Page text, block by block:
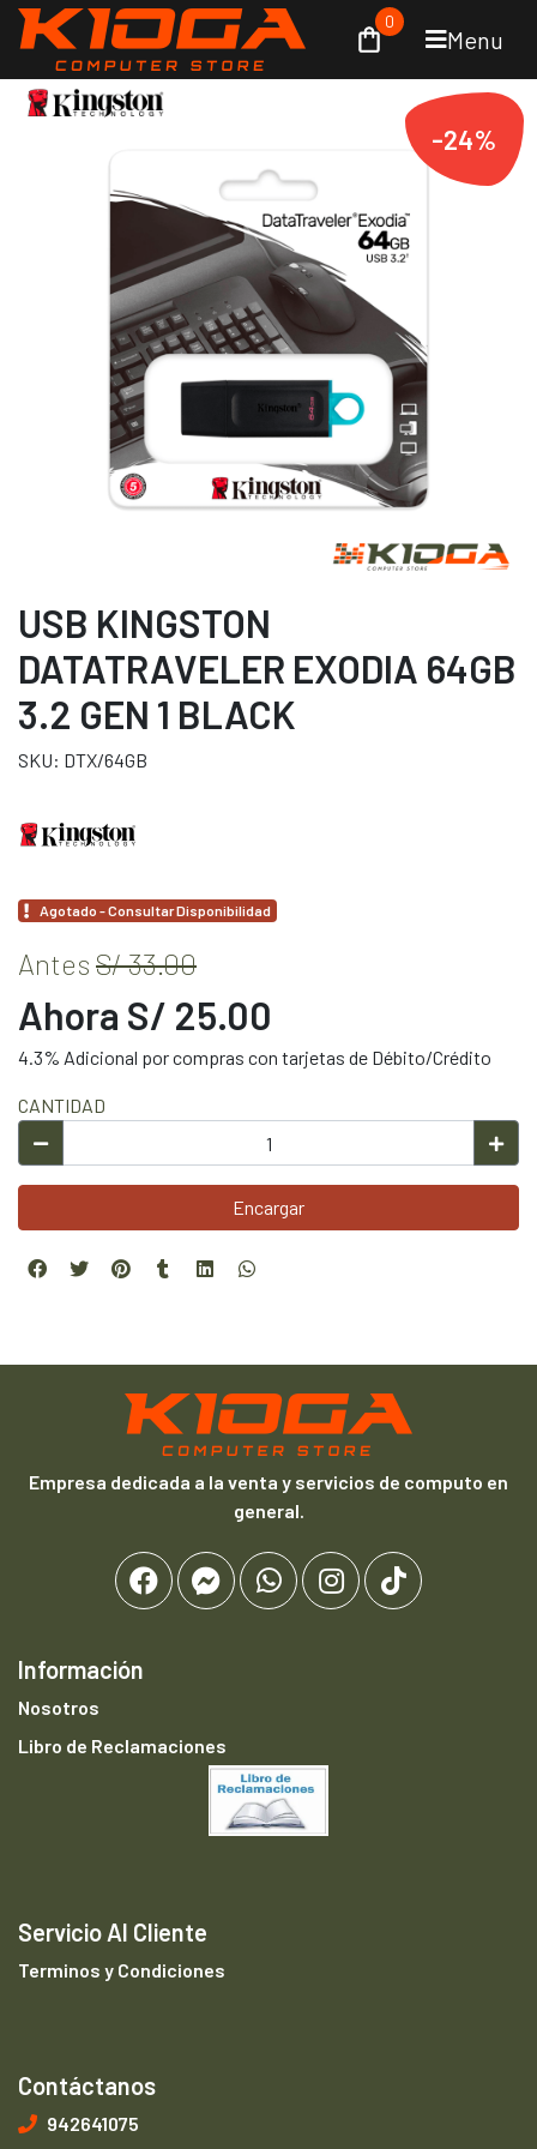
Menu
0
-24%
USB KINGSTON
DATATRAVELER EXODIA 64GB
3.2 GEN 1 BLACK
SKU: DTX/64GB
Agotado - Consultar Disponibilidad
Antes S/ 33.00
Ahora S/ 25.00
4.3% Adicional por compras con tarjetas de Débito/Crédito
CANTIDAD
Encargar
Empresa dedicada a la venta y servicios de computo en
general.
Información
Nosotros
Libro de Reclamaciones
Servicio Al Cliente
Terminos y Condiciones
Contáctanos
942641075